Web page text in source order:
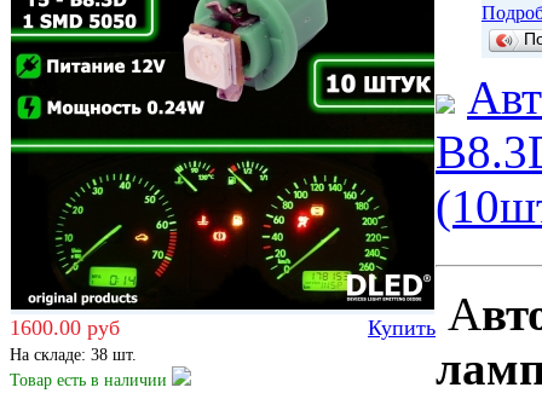
1600.00 руб Купить
На складе: 38 шт.
Товар есть в наличии
А